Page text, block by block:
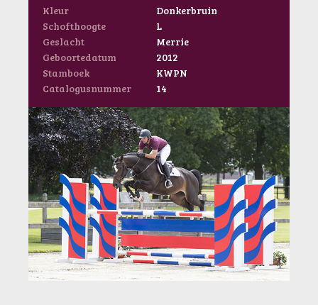
Kleur
Donkerbruin
Schofthoogte
L
Geslacht
Merrie
Geboortedatum
2012
Stamboek
KWPN
Catalogusnummer
14